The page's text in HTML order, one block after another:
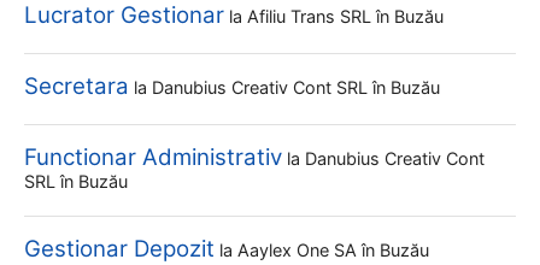
Lucrator Gestionar la Afiliu Trans SRL în Buzău
Secretara la Danubius Creativ Cont SRL în Buzău
Functionar Administrativ la Danubius Creativ Cont
SRL în Buzău
Gestionar Depozit la Aaylex One SA în Buzău